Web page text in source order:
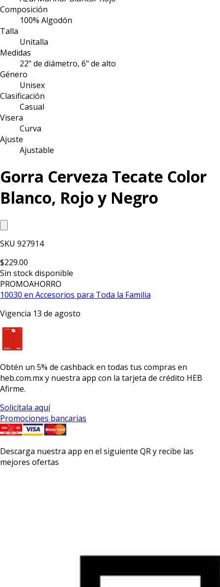
Composición
100% Algodón
Talla
Unitalla
Medidas
22" de diámetro, 6" de alto
Género
Unisex
Clasificación
Casual
Visera
Curva
Ajuste
Ajustable
Gorra Cerveza Tecate Color
Blanco, Rojo y Negro
SKU 927914
$229.00
Sin stock disponible
PROMOAHORRO
10030 en Accesorios para Toda la Familia
Vigencia 13 de agosto
Obtén un 5% de cashbacken todas tus compras en
heb.com.mx y nuestra app con la tarjeta de crédito HEB
Afirme.
Solicítala aquí
Promociones bancarias
Descarga nuestra app en el siguiente QR y recibe las
mejores ofertas